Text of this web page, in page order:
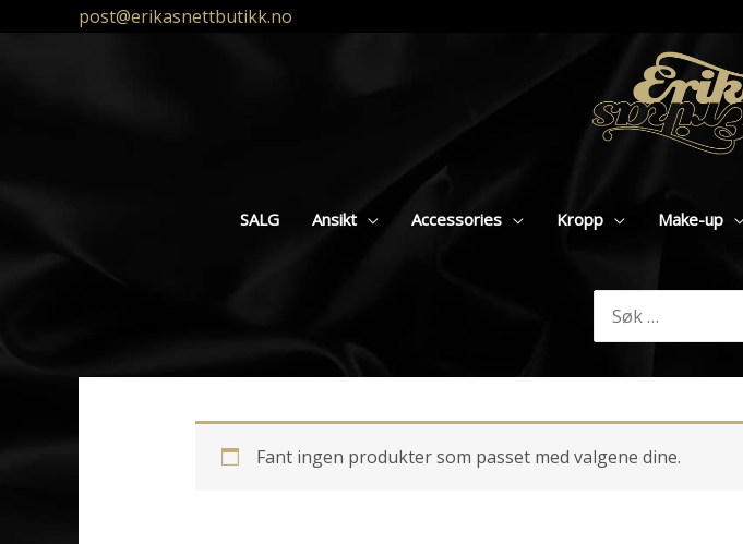
post@erikasnettbutikk.no
SALG Ansikt Accessories Kropp Make-up
etter:
Fant ingen produkter som passet med valgene dine.